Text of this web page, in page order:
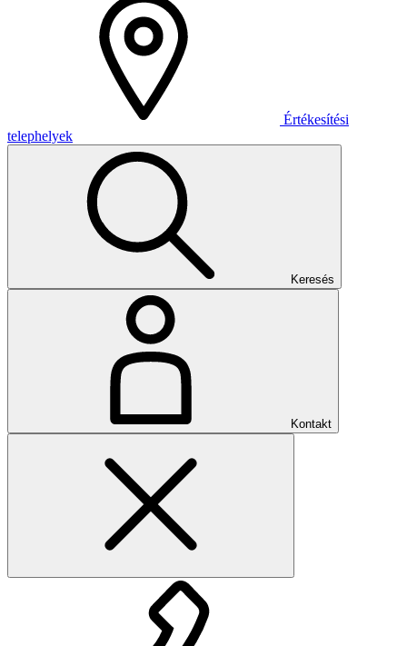
Értékesítési
telephelyek
Keresés
Kontakt